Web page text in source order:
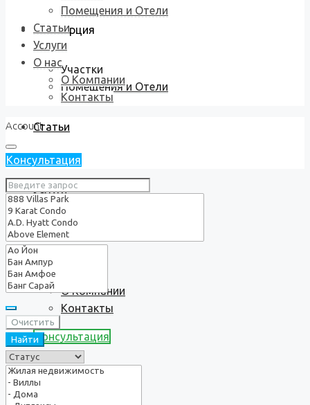
Коммерция
Участки
Помещения и Отели
Статьи
Услуги
О нас
О Компании
Контакты
Консультация
Помещения и Отели
Статьи
Услуги
О нас
О Компании
Контакты
Account
Консультация
Очистить
Найти